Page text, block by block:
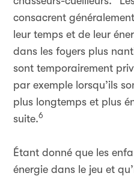
consacrent
leur temps et de leur
dans les foyers plus
sont temporairement
par exemple lorsqu’ils
plus longtemps et plus
suite.6
Étant donné que les
énergie dans le jeu et